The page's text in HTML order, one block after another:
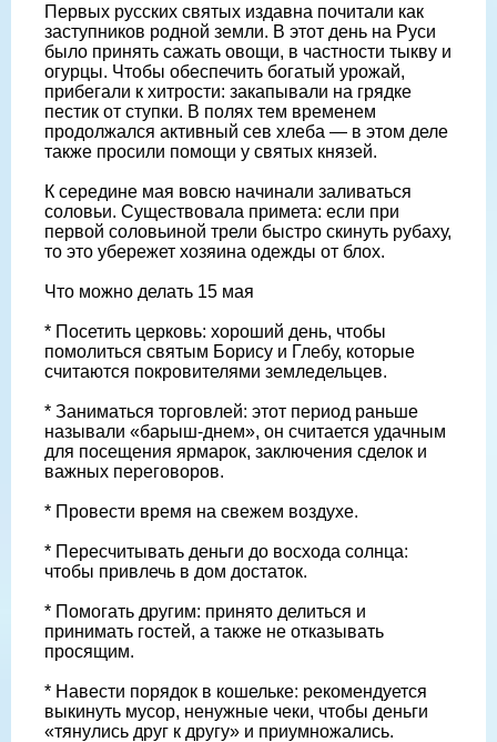
Первых русских святых издавна почитали как
заступников родной земли. В этот день на Руси
было принять сажать овощи, в частности тыкву и
огурцы. Чтобы обеспечить богатый урожай,
прибегали к хитрости: закапывали на грядке
пестик от ступки. В полях тем временем
продолжался активный сев хлеба — в этом деле
также просили помощи у святых князей.
К середине мая вовсю начинали заливаться
соловьи. Существовала примета: если при
первой соловьиной трели быстро скинуть рубаху,
то это убережет хозяина одежды от блох.
Что можно делать 15 мая
* Посетить церковь: хороший день, чтобы
помолиться святым Борису и Глебу, которые
считаются покровителями земледельцев.
* Заниматься торговлей: этот период раньше
называли «барыш-днем», он считается удачным
для посещения ярмарок, заключения сделок и
важных переговоров.
* Провести время на свежем воздухе.
* Пересчитывать деньги до восхода солнца:
чтобы привлечь в дом достаток.
* Помогать другим: принято делиться и
принимать гостей, а также не отказывать
просящим.
* Навести порядок в кошельке: рекомендуется
выкинуть мусор, ненужные чеки, чтобы деньги
«тянулись друг к другу» и приумножались.